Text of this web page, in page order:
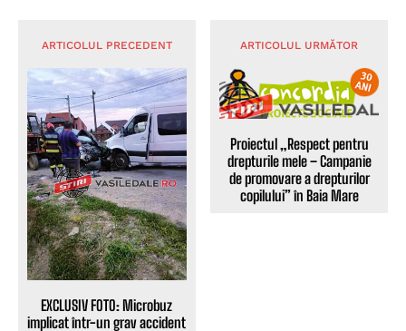
ARTICOLUL PRECEDENT
EXCLUSIV FOTO: Microbuz
implicat într-un grav accident
ARTICOLUL URMĂTOR
Proiectul „Respect pentru
drepturile mele – Campanie
de promovare a drepturilor
copilului” în Baia Mare